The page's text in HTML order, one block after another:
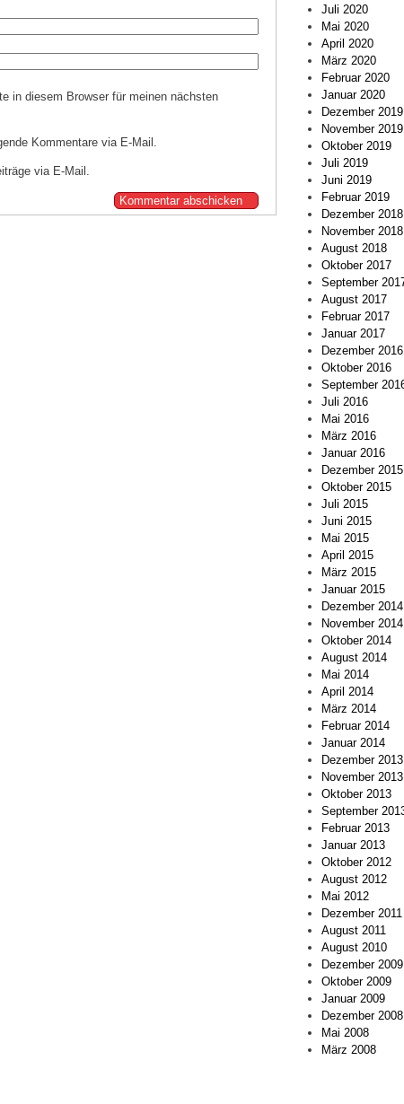
in diesem Browser für meinen nächsten
Kommentare via E-Mail.
via E-Mail.
Juli 2020
Mai 2020
April 2020
März 2020
Februar 2020
Januar 2020
Dezember 2019
November 2019
Oktober 2019
Juli 2019
Juni 2019
Februar 2019
Dezember 2018
November 2018
August 2018
Oktober 2017
September
August 2017
Februar 2017
Januar 2017
Dezember 2016
Oktober 2016
September
Juli 2016
Mai 2016
März 2016
Januar 2016
Dezember 2015
Oktober 2015
Juli 2015
Juni 2015
Mai 2015
April 2015
März 2015
Januar 2015
Dezember 2014
November 2014
Oktober 2014
August 2014
Mai 2014
April 2014
März 2014
Februar 2014
Januar 2014
Dezember 2013
November 2013
Oktober 2013
September
Februar 2013
Januar 2013
Oktober 2012
August 2012
Mai 2012
Dezember 2011
August 2011
August 2010
Dezember 2009
Oktober 2009
Januar 2009
Dezember 2008
Mai 2008
März 2008